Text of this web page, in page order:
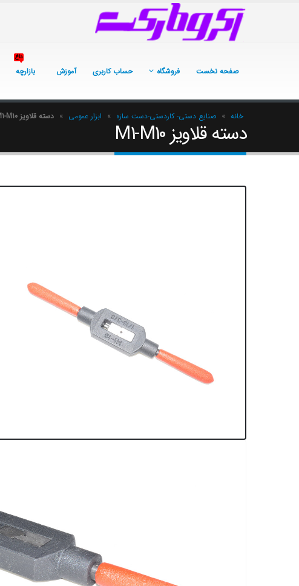
صفحه نخست فروشگاه حساب کاربری آموزش بازارچه
داغ
خانه » صنایع دستی- کاردستی-دست سازه » ابزار عمومی » دسته قلاویز M1-M10
دسته قلاویز M1-M10